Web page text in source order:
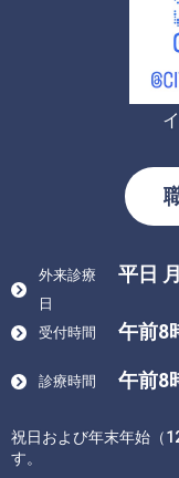
外来診療
日
平日
受付時間 午前8
診療時間 午前8
祝日および年末年始（
す。